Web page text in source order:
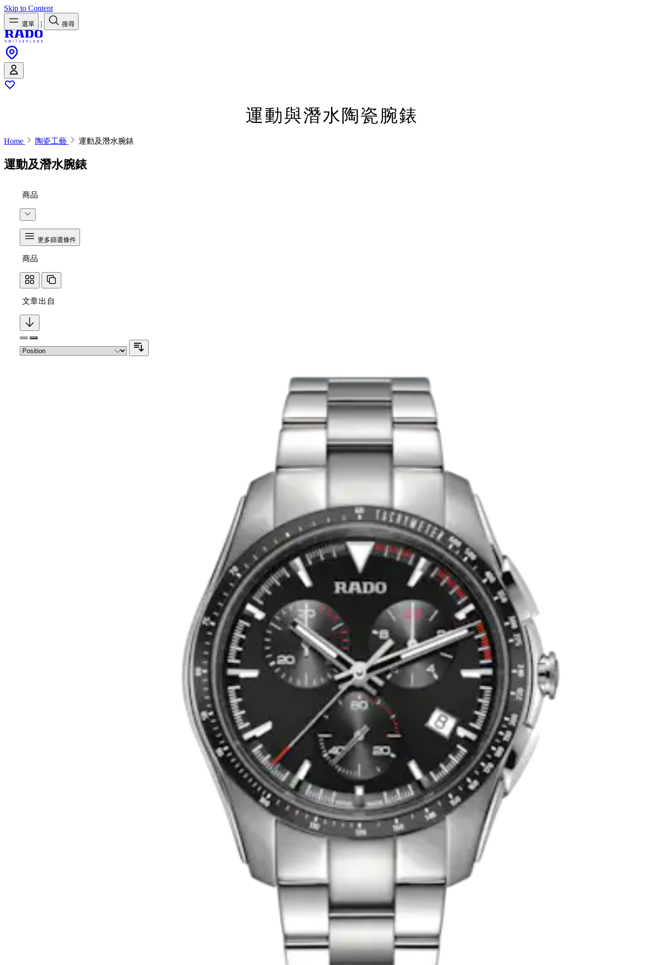
Skip to Content
選單 | 搜尋
運動與潛水陶瓷腕錶
Home 陶瓷工藝 運動及潛水腕錶
運動及潛水腕錶
商品
更多篩選條件
商品
文章出自